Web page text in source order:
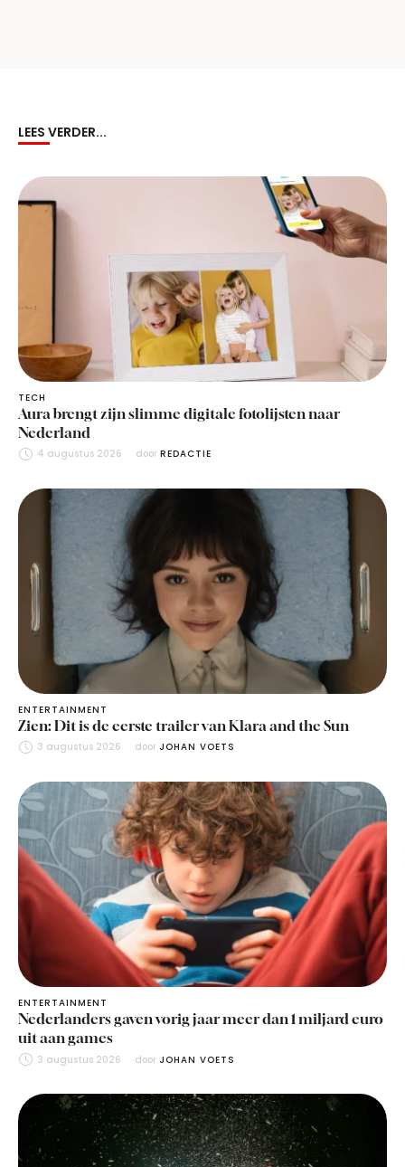
LEES VERDER...
TECH
Aura brengt zijn slimme digitale fotolijsten naar
Nederland
4 augustus 2026 door REDACTIE
ENTERTAINMENT
Zien: Dit is de eerste trailer van Klara and the Sun
3 augustus 2026 door JOHAN VOETS
ENTERTAINMENT
Nederlanders gaven vorig jaar meer dan 1 miljard euro
uit aan games
3 augustus 2026 door JOHAN VOETS